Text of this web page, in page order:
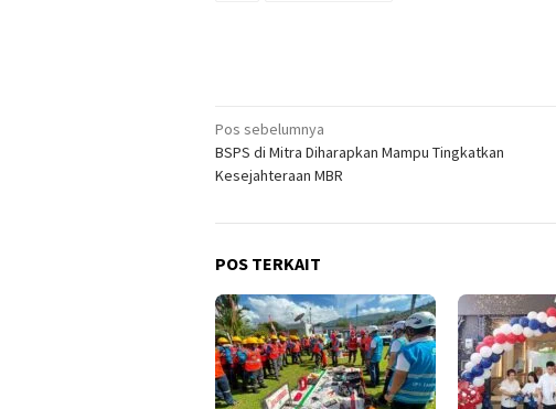
Navigasi
pos
Pos sebelumnya
BSPS di Mitra Diharapkan Mampu Tingkatkan
Kesejahteraan MBR
POS TERKAIT